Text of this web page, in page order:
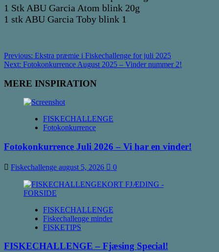
1 Stk ABU Garcia Atom blink 20g
1 stk ABU Garcia Toby blink 1
Post
navigation
Previous: Ekstra præmie i Fiskechallenge for juli 2025
Next: Fotokonkurrence August 2025 – Vinder nummer 2!
MERE INSPIRATION
FISKECHALLENGE
Fotokonkurrence
Fotokonkurrence Juli 2026 – Vi har en vinder!
Fiskechallenge august 5, 2026 0
FISKECHALLENGE
Fiskechallenge minder
FISKETIPS
FISKECHALLENGE – Fjæsing Special!